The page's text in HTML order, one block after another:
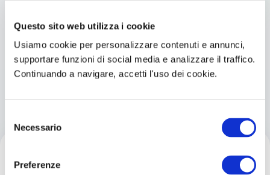
Questo sito web utilizza i cookie
Usiamo cookie per personalizzare contenuti e annunci,
supportare funzioni di social media e analizzare il traffico.
Continuando a navigare, accetti l'uso dei cookie.
delNecessario
Preferenze
La combinazione vincente scelta dalla
maggior parte dei candidati che